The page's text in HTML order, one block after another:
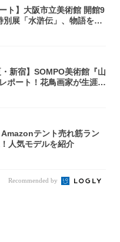
ト】大阪市立美術館 開館9
別展「水滸伝」、物語を知
・新宿】SOMPO美術館『山
ポート！花鳥画家が生涯描
Amazonテント売れ筋ラン
人気モデルを紹介
Recommended by